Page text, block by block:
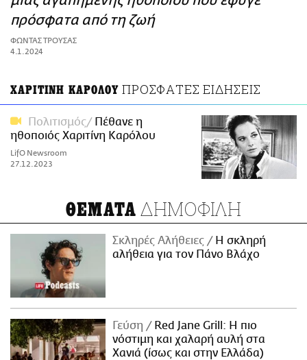
ΑΜΠΑ
PRINT
πρόσφατα από τη ζωή
ΦΩΝΤΑΣ ΤΡΟΥΣΑΣ
4.1.2024
ΧΑΡΙΤΙΝΗ ΚΑΡΟΛΟΥ ΠΡΟΣΦΑΤΕΣ ΕΙΔΗΣΕΙΣ
Πολιτισμός
Πέθανε η
ηθοποιός Χαριτίνη Καρόλου
LifO Newsroom
27.12.2023
ΘΕΜΑΤΑ ΔΗΜΟΦΙΛΗ
Σκληρές Αλήθειες
H σκληρή
αλήθεια για τον Πάνο Βλάχο
Γεύση
Red Jane Grill: Η πιο
νόστιμη και χαλαρή αυλή στα
Χανιά (ίσως και στην Ελλάδα)